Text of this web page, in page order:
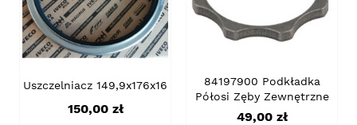
Uszczelniacz 149,9x176x16
Cena
150,00 zł
84197900 Podkładka
Półosi Zęby Zewnętrzne
Cena
49,00 zł